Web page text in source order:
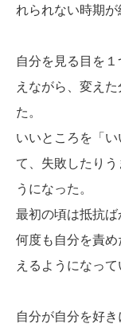
れられない時期が
自分を見る目を
えながら、変え
た。
いいところを「
て、失敗したり
うになった。
最初の頃は抵抗
何度も自分を責
えるようになって
自分が自分を好